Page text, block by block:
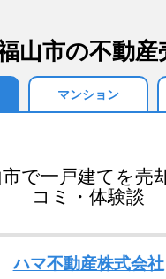
山市の不動産
マンション
で一戸建てを売
コミ・体験談
ハマ不動産株式会社